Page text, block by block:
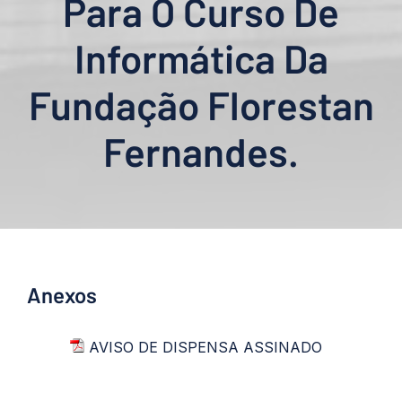
Para O Curso De
Informática Da
Fundação Florestan
Fernandes.
Anexos
AVISO DE DISPENSA ASSINADO